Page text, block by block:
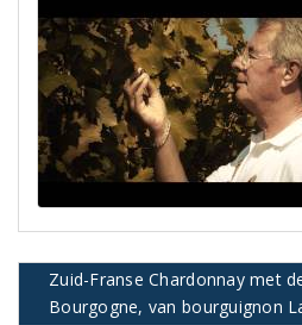
Zuid-Franse Chardonnay met
Bourgogne, van bourguignon